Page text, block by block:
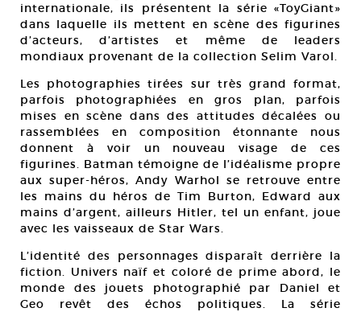
internationale, ils présentent la série «ToyGiant»
dans laquelle ils mettent en scène des figurines
d’acteurs, d’artistes et même de leaders
mondiaux provenant de la collection Selim Varol.
Les photographies tirées sur très grand format,
parfois photographiées en gros plan, parfois
mises en scène dans des attitudes décalées ou
rassemblées en composition étonnante nous
donnent à voir un nouveau visage de ces
figurines. Batman témoigne de l’idéalisme propre
aux super-héros, Andy Warhol se retrouve entre
les mains du héros de Tim Burton, Edward aux
mains d’argent, ailleurs Hitler, tel un enfant, joue
avec les vaisseaux de Star Wars.
L’identité des personnages disparaît derrière la
fiction. Univers naïf et coloré de prime abord, le
monde des jouets photographié par Daniel et
Geo revêt des échos politiques. La série